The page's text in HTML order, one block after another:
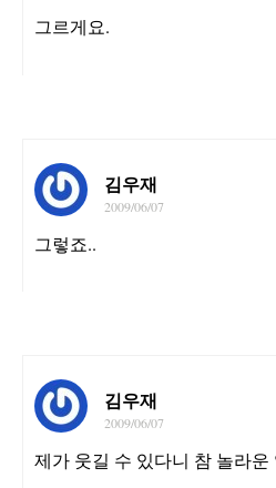
그르게요.
김우재
2009/06/07
그렇죠..
김우재
2009/06/07
제가 웃길 수 있다니 참 놀라운